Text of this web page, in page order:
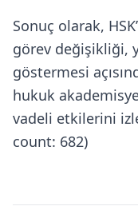
Sonuç olarak,
görev değişikliği,
göstermesi
hukuk
vadeli etkilerini
count: 682)